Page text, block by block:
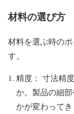
材料の選び方
材料を選ぶ時の
す。
精度： 寸法精
か。製品の細
かが変わってき